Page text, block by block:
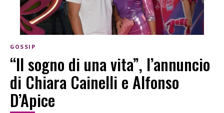
GOSSIP
“Il sogno di una vita”, l’annuncio
di Chiara Cainelli e Alfonso
D’Apice